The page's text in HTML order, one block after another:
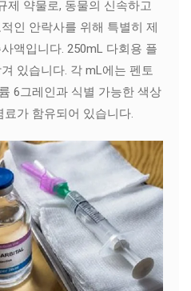
제 약물로, 동물의 신속하고
인 안락사를 위해 특별히 제
액입니다. 250mL 다회용 플
있습니다. 각 mL에는 펜토
6그레인과 식별 가능한 색상
료가 함유되어 있습니다.